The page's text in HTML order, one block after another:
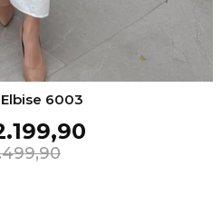
Elbise 6003